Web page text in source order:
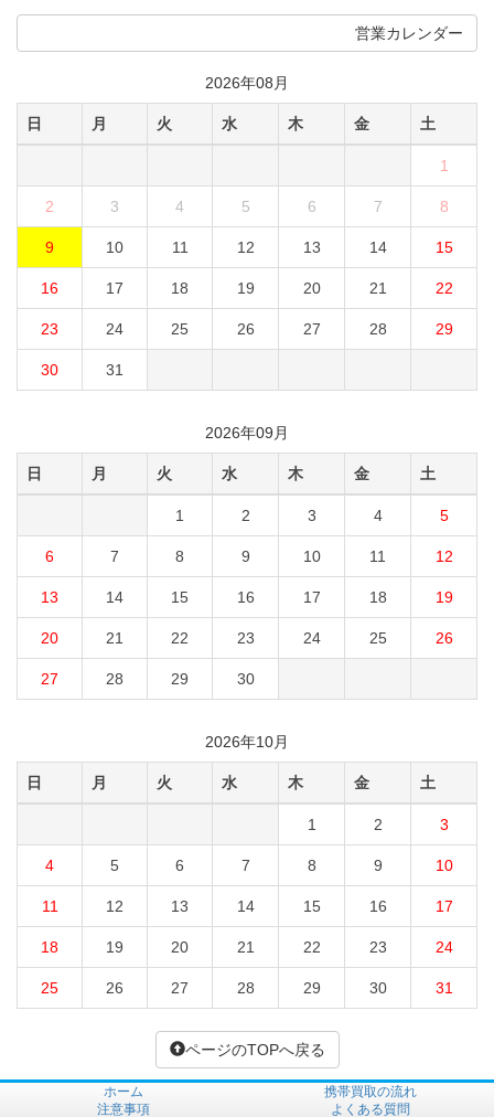
営業カレンダー
2026年08月
日 月 火 水 木 金 土
1
2 3 4 5 6 7 8
9 10 11 12 13 14 15
16 17 18 19 20 21 22
23 24 25 26 27 28 29
30 31
2026年09月
日 月 火 水 木 金 土
1 2 3 4 5
6 7 8 9 10 11 12
13 14 15 16 17 18 19
20 21 22 23 24 25 26
27 28 29 30
2026年10月
日 月 火 水 木 金 土
1 2 3
4 5 6 7 8 9 10
11 12 13 14 15 16 17
18 19 20 21 22 23 24
25 26 27 28 29 30 31
ページのTOPへ戻る
ホーム
携帯買取の流れ
注意事項
よくある質問